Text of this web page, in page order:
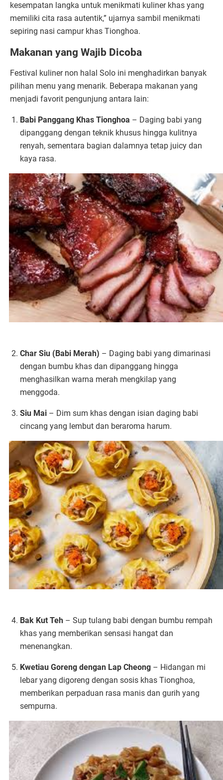
kesempatan langka untuk menikmati kuliner khas yang
memiliki cita rasa autentik,” ujarnya sambil menikmati
sepiring nasi campur khas Tionghoa.
Makanan yang Wajib Dicoba
Festival kuliner non halal Solo ini menghadirkan banyak
pilihan menu yang menarik. Beberapa makanan yang
menjadi favorit pengunjung antara lain:
Babi Panggang Khas Tionghoa – Daging babi yang
dipanggang dengan teknik khusus hingga kulitnya
renyah, sementara bagian dalamnya tetap juicy dan
kaya rasa.
Char Siu (Babi Merah) – Daging babi yang dimarinasi
dengan bumbu khas dan dipanggang hingga
menghasilkan warna merah mengkilap yang
menggoda.
Siu Mai – Dim sum khas dengan isian daging babi
cincang yang lembut dan beraroma harum.
Bak Kut Teh – Sup tulang babi dengan bumbu rempah
khas yang memberikan sensasi hangat dan
menenangkan.
Kwetiau Goreng dengan Lap Cheong – Hidangan mi
lebar yang digoreng dengan sosis khas Tionghoa,
memberikan perpaduan rasa manis dan gurih yang
sempurna.